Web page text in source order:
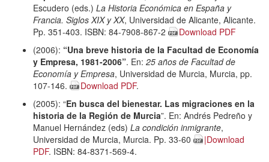
Escudero (eds.) La Historia Económica en España y
Francia. Siglos XIX y XX, Universidad de Alicante, Alicante.
Pp. 351-403. ISBN: 84-7908-867-2
Download PDF
(2006): “Una breve historia de la Facultad de Economía
y Empresa, 1981-2006”. En: 25 años de Facultad de
Economía y Empresa, Universidad de Murcia, Murcia, pp.
107-146.
Download PDF.
(2005): “En busca del bienestar. Las migraciones en la
historia de la Región de Murcia”. En: Andrés Pedreño y
Manuel Hernández (eds) La condición inmigrante,
Universidad de Murcia, Murcia. Pp. 33-60
|Download
PDF. ISBN: 84-8371-569-4.